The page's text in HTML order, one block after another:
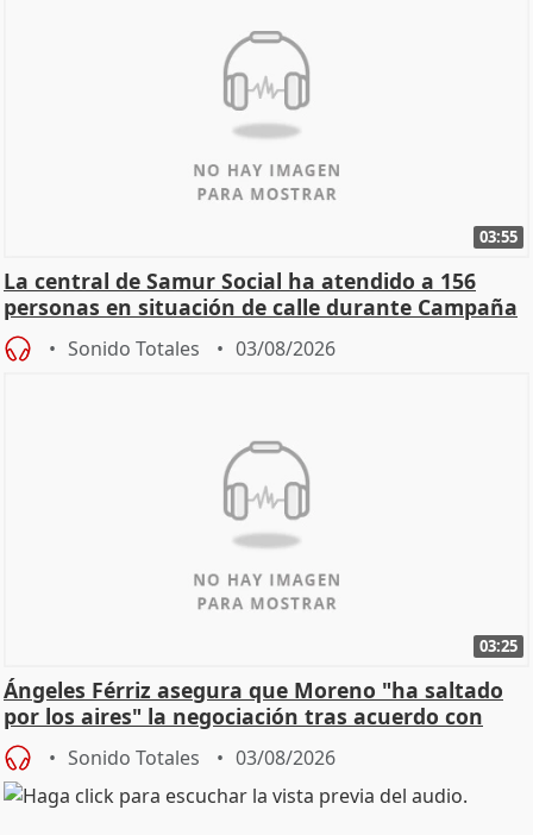
03:55
La central de Samur Social ha atendido a 156
personas en situación de calle durante Campaña
de Calor
Sonido Totales 03/08/2026
03:25
Ángeles Férriz asegura que Moreno "ha saltado
por los aires" la negociación tras acuerdo con
SMA
Sonido Totales 03/08/2026